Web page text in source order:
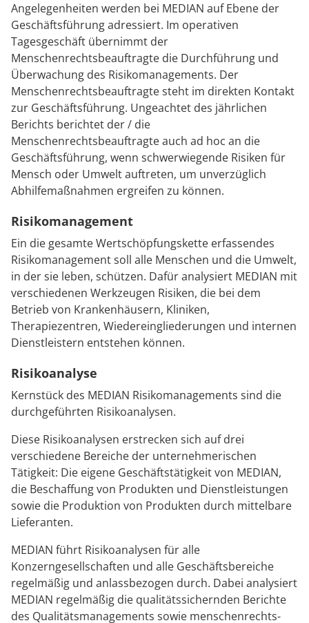
Angelegenheiten werden bei MEDIAN auf Ebene der
Geschäftsführung adressiert. Im operativen
Tagesgeschäft übernimmt der
Menschenrechtsbeauftragte die Durchführung und
Überwachung des Risikomanagements. Der
Menschenrechtsbeauftragte steht im direkten Kontakt
zur Geschäftsführung. Ungeachtet des jährlichen
Berichts berichtet der / die
Menschenrechtsbeauftragte auch ad hoc an die
Geschäftsführung, wenn schwerwiegende Risiken für
Mensch oder Umwelt auftreten, um unverzüglich
Abhilfemaßnahmen ergreifen zu können.
Risikomanagement
Ein die gesamte Wertschöpfungskette erfassendes
Risikomanagement soll alle Menschen und die Umwelt,
in der sie leben, schützen. Dafür analysiert MEDIAN mit
verschiedenen Werkzeugen Risiken, die bei dem
Betrieb von Krankenhäusern, Kliniken,
Therapiezentren, Wiedereingliederungen und internen
Dienstleistern entstehen können.
Risikoanalyse
Kernstück des MEDIAN Risikomanagements sind die
durchgeführten Risikoanalysen.
Diese Risikoanalysen erstrecken sich auf drei
verschiedene Bereiche der unternehmerischen
Tätigkeit: Die eigene Geschäftstätigkeit von MEDIAN,
die Beschaffung von Produkten und Dienstleistungen
sowie die Produktion von Produkten durch mittelbare
Lieferanten.
MEDIAN führt Risikoanalysen für alle
Konzerngesellschaften und alle Geschäftsbereiche
regelmäßig und anlassbezogen durch. Dabei analysiert
MEDIAN regelmäßig die qualitätssichernden Berichte
des Qualitätsmanagements sowie menschenrechts-